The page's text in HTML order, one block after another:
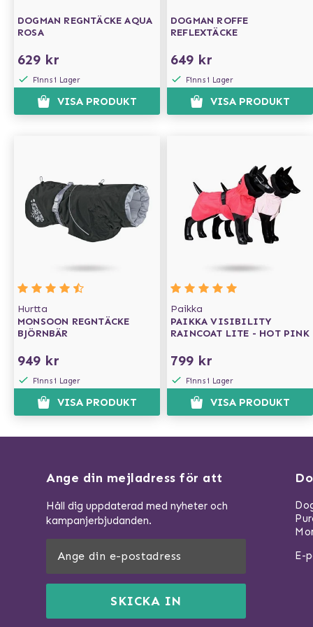
DOGMAN REGNTÄCKE AQUA
ROSA
629 kr
Finns i Lager
VISA PRODUKT
DOGMAN ROFFE
REFLEXTÄCKE
649 kr
Finns i Lager
VISA PRODUKT
Hurtta
MONSOON REGNTÄCKE
BJÖRNBÄR
949 kr
Finns i Lager
VISA PRODUKT
Paikka
PAIKKA VISIBILITY
RAINCOAT LITE - HOT PINK
799 kr
Finns i Lager
VISA PRODUKT
Ange din mejladress för att
Håll dig uppdaterad med nyheter och
kampanjerbjudanden.
SKICKA IN
E-